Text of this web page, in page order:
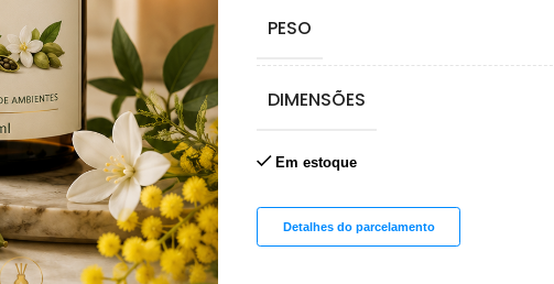
PESO
DIMENSÕES
Em estoque
Detalhes do parcelamento